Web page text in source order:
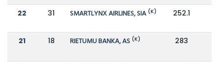
22 31 SMARTLYNX AIRLINES, SIA (K) 252.1
21 18 RIETUMU BANKA, AS (K) 283